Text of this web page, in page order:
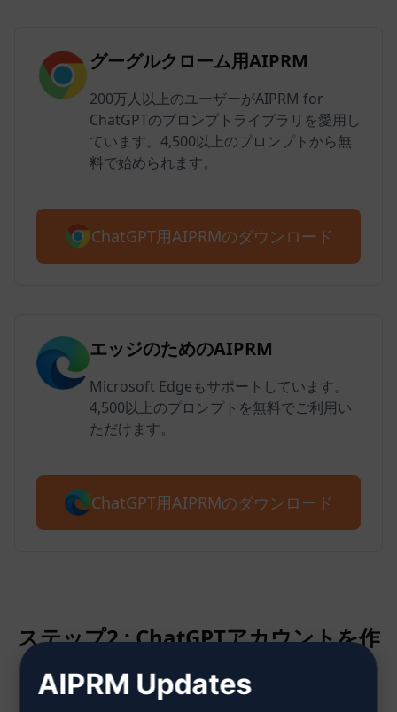
グーグルクローム用AIPRM
200万人以上のユーザーがAIPRM for
ChatGPTのプロンプトライブラリを愛用し
ています。4,500以上のプロンプトから無
料で始められます。
ChatGPT用AIPRMのダウンロード
エッジのためのAIPRM
Microsoft Edgeもサポートしています。
4,500以上のプロンプトを無料でご利用い
ただけます。
ChatGPT用AIPRMのダウンロード
ステップ2 : ChatGPTアカウントを作
成する
AIPRM Updates